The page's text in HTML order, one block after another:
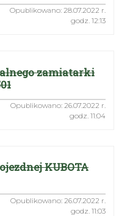
Opublikowano: 28.07.2022 r.
godz. 12:13
zamiatarki
Opublikowano: 26.07.2022 r.
godz. 11:04
KUBOTA
Opublikowano: 26.07.2022 r.
godz. 11:03